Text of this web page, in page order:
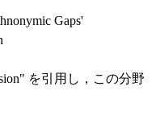
Gaps'
を引用し，この分野